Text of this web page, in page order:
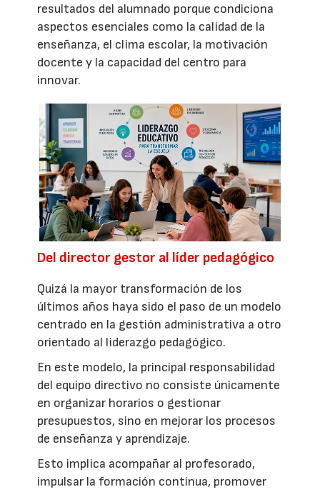
resultados del alumnado porque condiciona
aspectos esenciales como la calidad de la
enseñanza, el clima escolar, la motivación
docente y la capacidad del centro para
innovar.
Del director gestor al líder pedagógico
Quizá la mayor transformación de los
últimos años haya sido el paso de un modelo
centrado en la gestión administrativa a otro
orientado al liderazgo pedagógico.
En este modelo, la principal responsabilidad
del equipo directivo no consiste únicamente
en organizar horarios o gestionar
presupuestos, sino en mejorar los procesos
de enseñanza y aprendizaje.
Esto implica acompañar al profesorado,
impulsar la formación continua, promover